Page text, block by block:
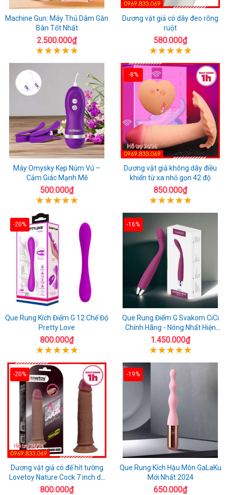
Machine Gun: Máy Thủ Dâm Gắn
Bàn Tốt Nhất
2.500.000₫
Dương vật giả có dây đeo rỗng
ruột
580.000₫
Máy Omysky Kẹp Núm Vú –
Cảm Giác Mạnh Mẽ
500.000₫
-8%
Dương vật giả không dây điều
khiển từ xa nhỏ gọn 42 độ
850.000₫
-20%
Que Rung Kích Điểm G 12 Chế Độ
Pretty Love
800.000₫
-16%
Que Rung Điểm G Svakom CiCi
Chính Hãng - Nóng Nhất Hiện
Nay
1.450.000₫
-20%
Dương vật giả có đế hít tường
Lovetoy Nature Cock 7 inch da
đen
800.000₫
-19%
Que Rung Kích Hậu Môn GaLaKu
Mới Nhất 2024
650.000₫